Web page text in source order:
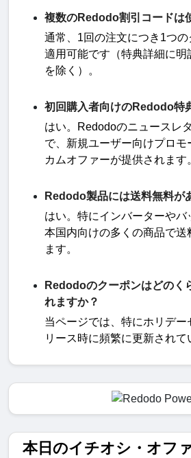
複数のRedodo割引コードは
通常、 1回の注文につき 1つの
適用可能です（特典詳細に明
を除く） 。
初回購入者向けのRedodo特
はい。
Redodoのニュースレ
で、新規ユーザー向けプロモ
カムオファーが提供されます
Redodo製品には送料無料が
はい。特にインバーターやバ
本国内向けの多くの商品で送
ます。
Redodoのクーポンはどのく
れますか？
当ページでは、特にホリデー
リース時に頻繁に更新されて
本日のイチオシ・オフ